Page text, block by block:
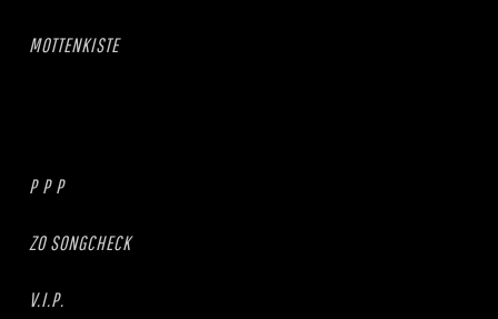
MOTTENKISTE
P P P
ZO SONGCHECK
V.I.P.